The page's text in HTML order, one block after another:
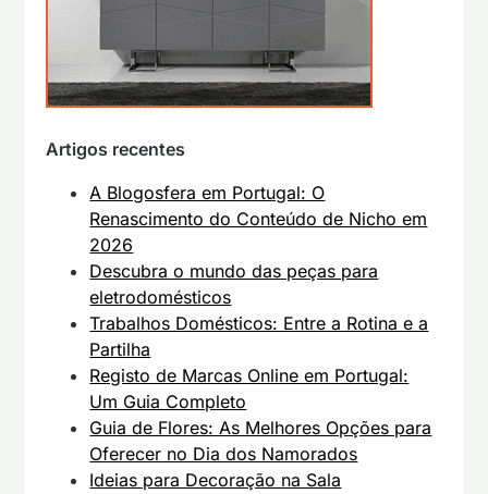
Artigos recentes
A Blogosfera em Portugal: O
Renascimento do Conteúdo de Nicho em
2026
Descubra o mundo das peças para
eletrodomésticos
Trabalhos Domésticos: Entre a Rotina e a
Partilha
Registo de Marcas Online em Portugal:
Um Guia Completo
Guia de Flores: As Melhores Opções para
Oferecer no Dia dos Namorados
Ideias para Decoração na Sala